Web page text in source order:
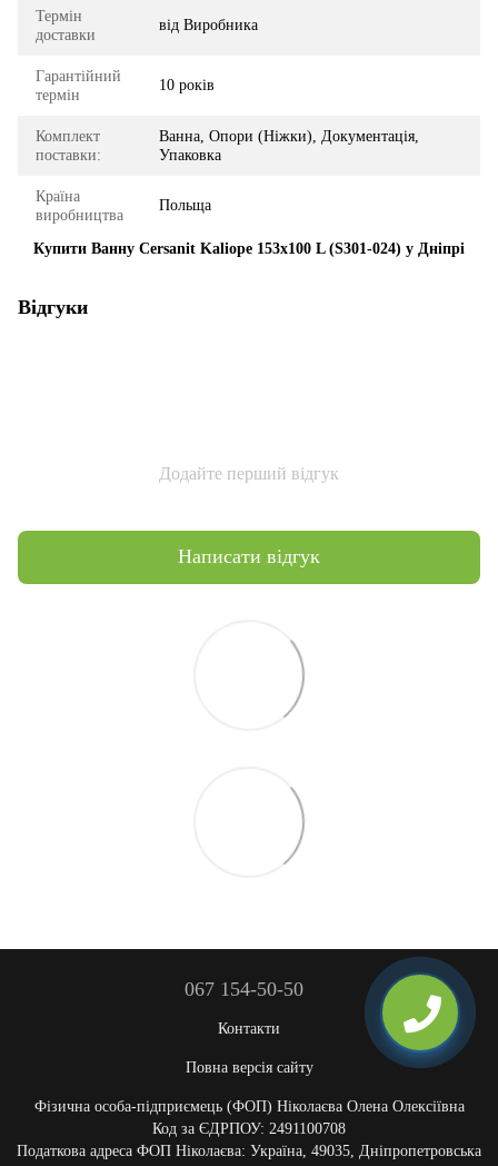
Термін
доставки
від Виробника
Гарантійний
термін
10 років
Комплект
поставки:
Ванна, Опори (Ніжки), Документація,
Упаковка
Країна
виробництва
Польща
Купити Ванну Cersanit Kaliope 153x100 L (S301-024) у Дніпрі
Відгуки
Додайте перший відгук
Написати відгук
067 154-50-50
Контакти
Повна версія сайту
Фізична особа-підприємець (ФОП) Ніколаєва Олена Олексіївна
Код за ЄДРПОУ: 2491100708
Податкова адреса ФОП Ніколаєва: Україна, 49035, Дніпропетровська